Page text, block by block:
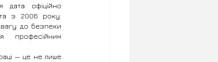
дата офіційно
з 2006 року.
до безпеки
професійним
— це не лише